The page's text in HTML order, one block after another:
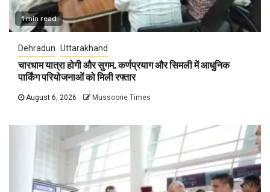
1 min read
Dehradun Uttarakhand
चारधाम यात्रा होगी और सुगम, कर्णप्रयाग और सिमली में आधुनिक
पार्किंग परियोजनाओं को मिली रफ्तार
August 6, 2026 Mussoorie Times